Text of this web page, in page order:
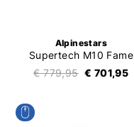
Alpinestars
Supertech M10 Fame
€ 779,95 € 701,95